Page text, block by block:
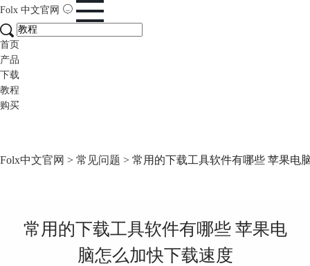
Folx 中文官网
首页
产品
下载
教程
购买
Folx中文官网 > 常见问题 > 常用的下载工具软件有哪些 苹果电
常用的下载工具软件有哪些 苹果电
脑怎么加快下载速度